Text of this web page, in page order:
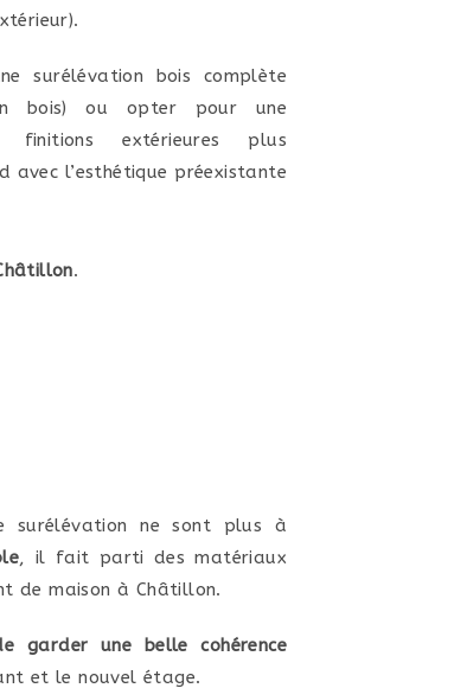
surélévation bois complète
bois) ou opter pour une
extérieures plus
l’esthétique préexistante
.
surélévation ne sont plus à
, il fait parti des matériaux
de maison à Châtillon.
garder une belle cohérence
et le nouvel étage.